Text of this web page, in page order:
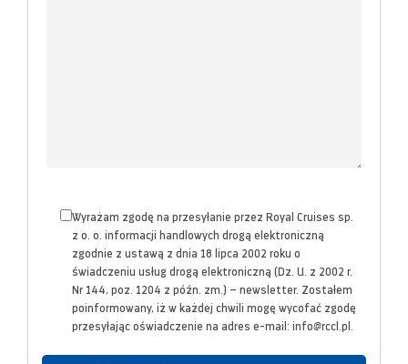
Wyrażam zgodę na przesyłanie przez Royal Cruises sp.
z o. o. informacji handlowych drogą elektroniczną
zgodnie z ustawą z dnia 18 lipca 2002 roku o
świadczeniu usług drogą elektroniczną (Dz. U. z 2002 r.
Nr 144, poz. 1204 z późn. zm.) – newsletter. Zostałem
poinformowany, iż w każdej chwili mogę wycofać zgodę
przesyłając oświadczenie na adres e-mail: info@rccl.pl.